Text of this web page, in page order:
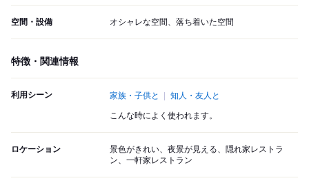
空間・設備 オシャレな空間、落ち着いた空間
特徴・関連情報
利用シーン 家族・子供と 知人・友人と
こんな時によく使われます。
ロケーション
景色がきれい、夜景が見える、隠れ家レストラ
ン、一軒家レストラン